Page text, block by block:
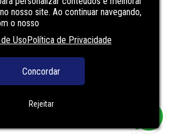
nosso site. Ao continuar navegando,
o nosso
UsoPolítica de Privacidade
Concordar
Rejeitar